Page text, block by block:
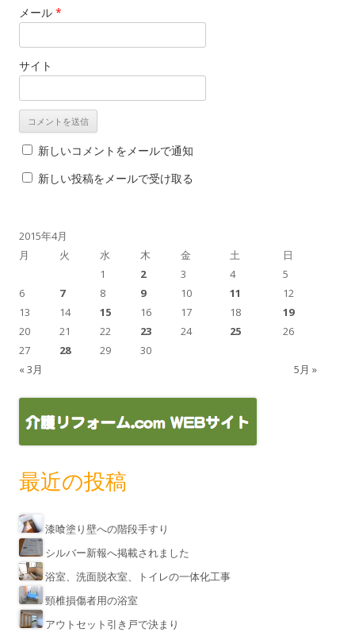
メール *
サイト
新しいコメントをメールで通知
新しい投稿をメールで受け取る
2015年4月
月
火 水 木 金 土 日
« 3月 5月 »
1 2 3 4
5
6
7 8 9 10 11
12
13
14 15 16 17 18
19
20
21 22 23 24 25
26
27
28 29 30
最近の投稿
漆喰塗り壁への階段手すり
シルバー新報へ掲載されました
浴室、洗面脱衣室、トイレの一体化工事
頸椎損傷者用の浴室
アウトセット引き戸で決まり